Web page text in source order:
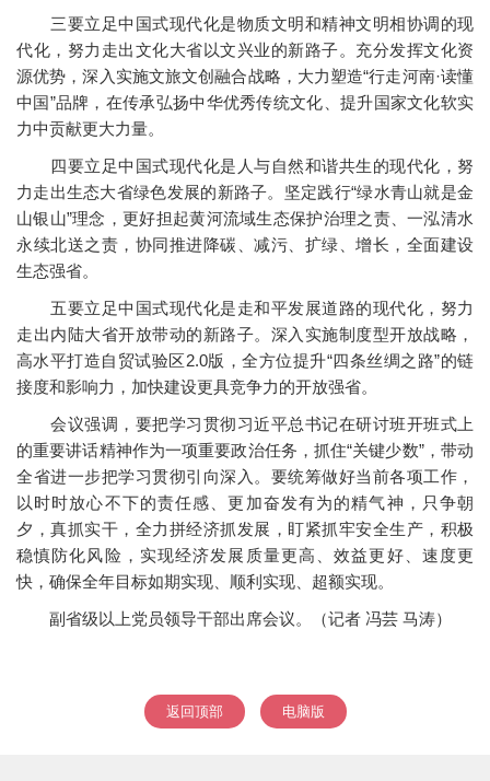
三要立足中国式现代化是物质文明和精神文明相协调的现
代化，努力走出文化大省以文兴业的新路子。充分发挥文化资
源优势，深入实施文旅文创融合战略，大力塑造“行走河南·读懂
中国”品牌，在传承弘扬中华优秀传统文化、提升国家文化软实
力中贡献更大力量。
四要立足中国式现代化是人与自然和谐共生的现代化，努
力走出生态大省绿色发展的新路子。坚定践行“绿水青山就是金
山银山”理念，更好担起黄河流域生态保护治理之责、一泓清水
永续北送之责，协同推进降碳、减污、扩绿、增长，全面建设
生态强省。
五要立足中国式现代化是走和平发展道路的现代化，努力
走出内陆大省开放带动的新路子。深入实施制度型开放战略，
高水平打造自贸试验区2.0版，全方位提升“四条丝绸之路”的链
接度和影响力，加快建设更具竞争力的开放强省。
会议强调，要把学习贯彻习近平总书记在研讨班开班式上
的重要讲话精神作为一项重要政治任务，抓住“关键少数”，带动
全省进一步把学习贯彻引向深入。要统筹做好当前各项工作，
以时时放心不下的责任感、更加奋发有为的精气神，只争朝
夕，真抓实干，全力拼经济抓发展，盯紧抓牢安全生产，积极
稳慎防化风险，实现经济发展质量更高、效益更好、速度更
快，确保全年目标如期实现、顺利实现、超额实现。
副省级以上党员领导干部出席会议。（记者 冯芸 马涛）
返回顶部 电脑版